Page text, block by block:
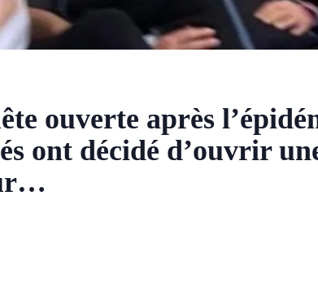
ouverte après
ont décidé d’ouvrir